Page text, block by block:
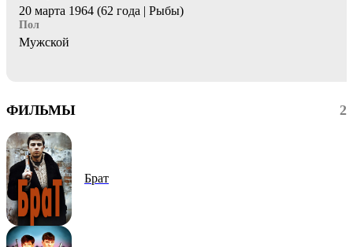
20 марта 1964 (62 года | Рыбы)
Пол
Мужской
ФИЛЬМЫ 2
Брат